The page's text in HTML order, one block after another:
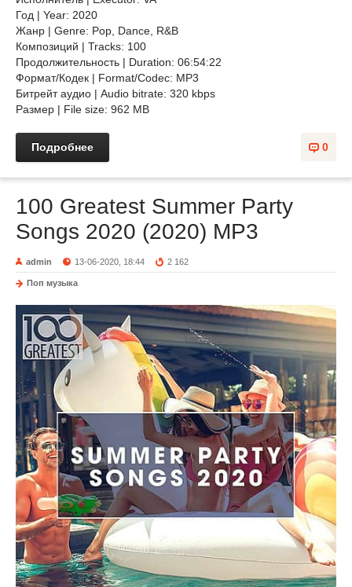
Год | Year: 2020
Жанр | Genre: Pop, Dance, R&B
Композиций | Tracks: 100
Продолжительность | Duration: 06:54:22
Формат/Кодек | Format/Codec: MP3
Битрейт аудио | Audio bitrate: 320 kbps
Размер | File size: 962 MB
0
Подробнее
100 Greatest Summer Party
Songs 2020 (2020) MP3
admin 13-06-2020, 18:44 2 162
Поп музыка